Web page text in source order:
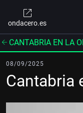
ondacero.es
CANTABRIA EN LA
08/09/2025
Cantabria